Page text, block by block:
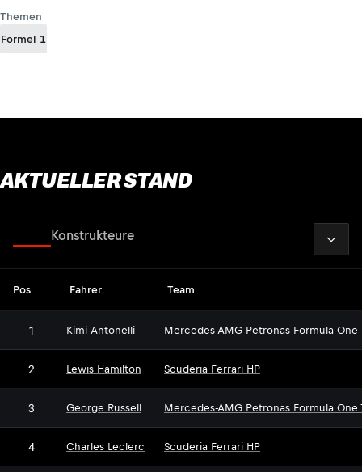
Themen
Formel 1
AKTUELLER STAND
Konstrukteure
Pos Fahrer Team
1 Kimi Antonelli Mercedes-AMG Petronas Formula One
2 Lewis Hamilton Scuderia Ferrari HP
3 George Russell Mercedes-AMG Petronas Formula One
4 Charles Leclerc Scuderia Ferrari HP